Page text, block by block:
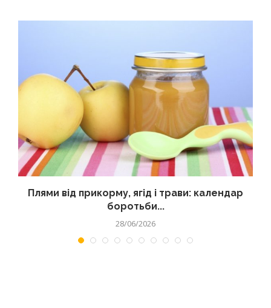
Плями від прикорму, ягід і трави: календар
боротьби...
28/06/2026